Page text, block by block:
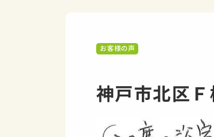
お客様の声
神戸市北区Ｆ